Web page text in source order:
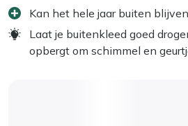
Kan het hele jaar buiten
Laat je buitenkleed goed
opbergt om schimmel en